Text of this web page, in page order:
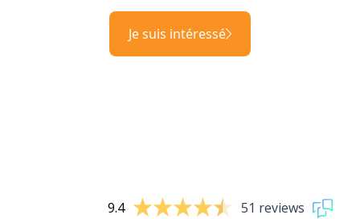
Je suis intéressé
9.4 51 reviews